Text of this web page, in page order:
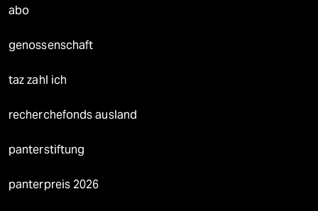
abo
genossenschaft
taz zahl ich
recherchefonds ausland
panterstiftung
panterpreis 2026